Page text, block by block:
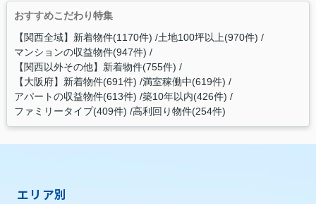
おすすめこだわり特集
【関西全域】新着物件(1170件) 土地100坪以上(970件)
マンションの収益物件(947件)
【関西以外その他】新着物件(755件)
【大阪府】新着物件(691件) 満室稼働中(619件)
アパートの収益物件(613件) 築10年以内(426件)
ファミリータイプ(409件) 高利回り物件(254件)
エリア別